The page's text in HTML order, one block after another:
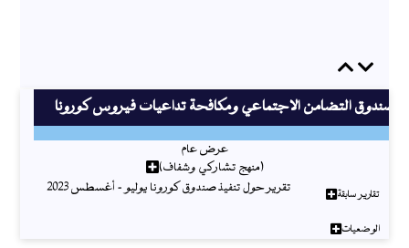
Previous
صندوق التضامن الاجتماعي ومكافحة تداعيات فيروس كورونا
عرض عام
(منهج تشاركي وشفاف)
تقارير سابقة تقرير حول تنفيذ صندوق كورونا يوليو - أغسطس 2023
الوضعيات